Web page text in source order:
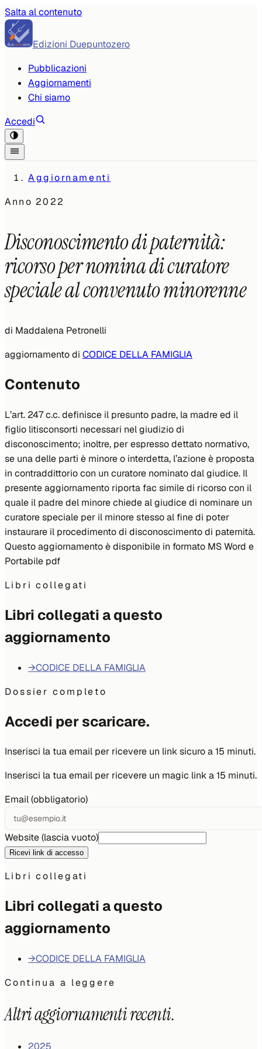
Salta al contenuto
Edizioni Duepuntozero
Pubblicazioni
Aggiornamenti
Chi siamo
Accedi
Aggiornamenti
Anno2022
Disconoscimento di paternità:
ricorso per nomina di curatore
speciale al convenuto minorenne
di Maddalena Petronelli
aggiornamento di CODICE DELLA FAMIGLIA
Contenuto
L’art. 247 c.c. definisce il presunto padre, la madre ed il
figlio litisconsorti necessari nel giudizio di
disconoscimento; inoltre, per espresso dettato normativo,
se una delle parti è minore o interdetta, l’azione è proposta
in contraddittorio con un curatore nominato dal giudice. Il
presente aggiornamento riporta fac simile di ricorso con il
quale il padre del minore chiede al giudice di nominare un
curatore speciale per il minore stesso al fine di poter
instaurare il procedimento di disconoscimento di paternità.
Questo aggiornamento è disponibile in formato MS Word e
Portabile pdf
Libri collegati
Libri collegati a questo
aggiornamento
→CODICE DELLA FAMIGLIA
Dossier completo
Accedi per scaricare.
Inserisci la tua email per ricevere un link sicuro a 15 minuti.
Inserisci la tua email per ricevere un magic link a 15 minuti.
Email (obbligatorio)
Website (lascia vuoto)
Ricevi link di accesso
Libri collegati
Libri collegati a questo
aggiornamento
→CODICE DELLA FAMIGLIA
Continua a leggere
Altri aggiornamenti recenti.
2025